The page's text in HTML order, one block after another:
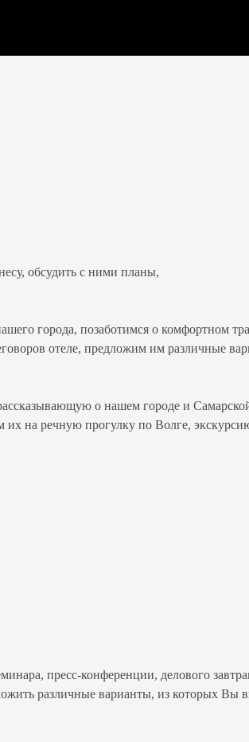
обсудить с ними планы,
города, позаботимся о комфортном
отеле, предложим им различные
о нашем городе и
на речную прогулку по Волге,
пресс-конференции, делового
различные варианты, из которых Вы